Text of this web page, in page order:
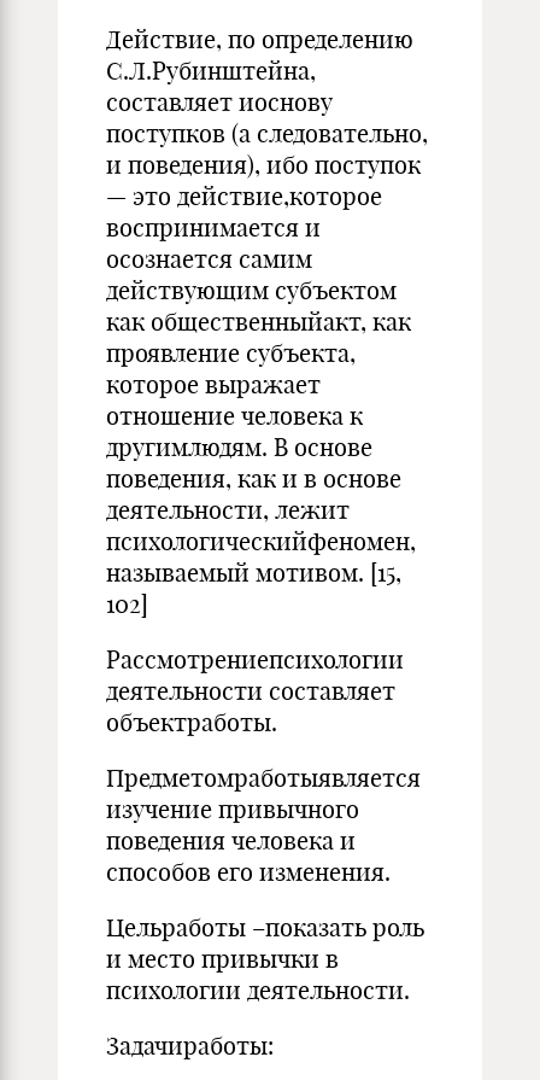
Действие, по определению
С.Л.Рубинштейна,
составляет иоснову
поступков (а следовательно,
и поведения), ибо поступок
— это действие,которое
воспринимается и
осознается самим
действующим субъектом
как общественныйакт, как
проявление субъекта,
которое выражает
отношение человека к
другимлюдям. В основе
поведения, как и в основе
деятельности, лежит
психологическийфеномен,
называемый мотивом. [15,
102]
Рассмотрениепсихологии
деятельности составляет
объектработы.
Предметомработыявляется
изучение привычного
поведения человека и
способов его изменения.
Цельработы –показать роль
и место привычки в
психологии деятельности.
Задачиработы: